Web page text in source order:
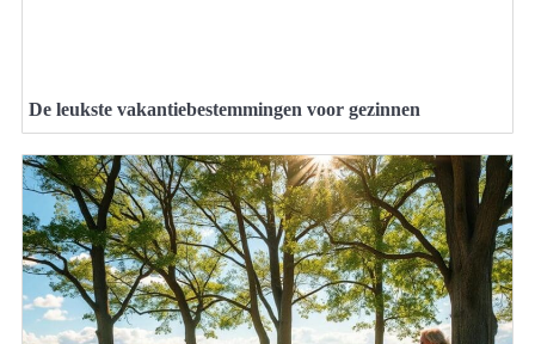
De leukste vakantiebestemmingen voor gezinnen